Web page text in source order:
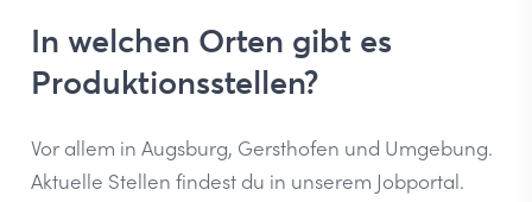
In welchen Orten gibt es
Produktionsstellen?
Vor allem in Augsburg, Gersthofen und Umgebung.
Aktuelle Stellen findest du in unserem Jobportal.